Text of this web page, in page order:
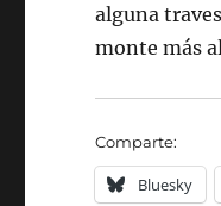
alguna
monte más
Comparte:
Bluesky